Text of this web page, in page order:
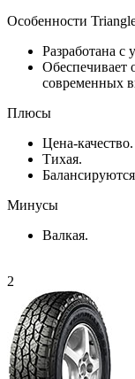
Особенности
Разработана с
Обеспечивает
современных
Плюсы
Цена-качество.
Тихая.
Минусы
Валкая.
2